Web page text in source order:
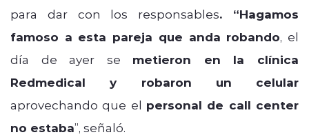
para dar con los responsables. “Hagamos
famoso a esta pareja que anda robando, el
día de ayer se metieron en la clínica
Redmedical y robaron un celular
aprovechando que el personal de call center
no estaba”, señaló.